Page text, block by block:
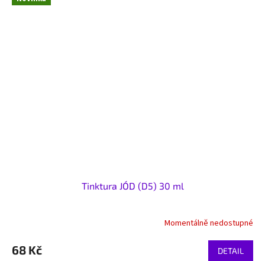
Tinktura JÓD (D5) 30 ml
Momentálně nedostupné
68 Kč DETAIL